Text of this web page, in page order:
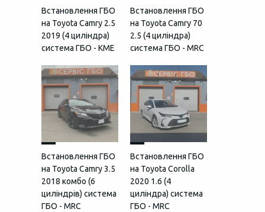
Встановлення ГБО
на Toyota Camry 2.5
2019 (4 циліндра)
система ГБО - KME
Встановлення ГБО
на Toyota Camry 70
2.5 (4 циліндра)
система ГБО - MRC
Встановлення ГБО
на Toyota Camry 3.5
2018 комбо (6
циліндрів) система
ГБО - MRC
Встановлення ГБО
на Toyota Corolla
2020 1.6 (4
циліндра) система
ГБО - MRC